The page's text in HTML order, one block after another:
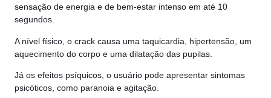
sensação de energia e de bem-estar intenso em até 10
segundos.
A nível físico, o crack causa uma taquicardia, hipertensão, um
aquecimento do corpo e uma dilatação das pupilas.
Já os efeitos psíquicos, o usuário pode apresentar sintomas
psicóticos, como paranoia e agitação.